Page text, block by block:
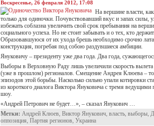
Воскресенье, 26 февраля 2012, 17:08
На вершине власти,
только для одиночки. Почувствовавший вкус и запах силы,
избежать соблазна увеличить свой срок пребывания на
социального успеха. Но не стоит забывать и о тех, кто
Образовавшуюся от их ухода брешь необходимо срочно
конструкция, погребая под собою раздувшиеся амбиции.
Януковичу – президенту уже два года. Два года,
Выборы в Верховную Раду лишь увеличили скорость
(уже в прошлом) регионалов. Смещение Андрея Клюева –
эпизодов этой борьбы. Насколько сильно упали котировки
из короткого диалога Виктора Януковича с тремя ведущими
шоу.
«Андрей Петрович не будет…», – сказал Янукович …
Метки: Андрей Клюев, Виктор Янукович, власть, выборы,
оппозиция, Партия регионов, Украина